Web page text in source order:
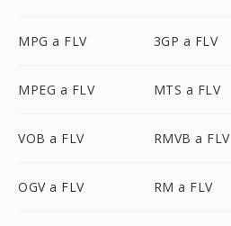
MPG a FLV 3GP a FLV
MPEG a FLV MTS a FLV
VOB a FLV RMVB a FLV
OGV a FLV RM a FLV